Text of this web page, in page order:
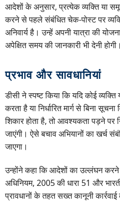
आदेशों के अनुसार, प्रत्येक व्यक्ति या
करने से पहले संबंधित चेक-पोस्ट पर
अनिवार्य है। उन्हें अपनी यात्रा की
अपेक्षित समय की जानकारी भी देनी होगी।
प्रभाव और सावधानियां
डीसी ने स्पष्ट किया कि यदि कोई
करता है या निर्धारित मार्ग से बिना
शिकार होता है, तो आवश्यकता पड़ने पर
जाएंगी। ऐसे बचाव अभियानों का खर्च
जाएगा।
उन्होंने कहा कि आदेशों का उल्लंघन
अधिनियम, 2005 की धारा 51 और
प्रावधानों के तहत सख्त कानूनी कार्रवाई